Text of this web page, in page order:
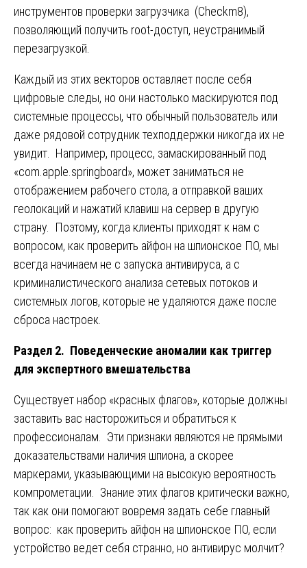
инструментов проверки загрузчика (Checkm8),
позволяющий получить root-доступ, неустранимый
перезагрузкой.
Каждый из этих векторов оставляет после себя
цифровые следы, но они настолько маскируются под
системные процессы, что обычный пользователь или
даже рядовой сотрудник техподдержки никогда их не
увидит. Например, процесс, замаскированный под
«com.apple.springboard», может заниматься не
отображением рабочего стола, а отправкой ваших
геолокаций и нажатий клавиш на сервер в другую
страну. Поэтому, когда клиенты приходят к нам с
вопросом, как проверить айфон на шпионское ПО, мы
всегда начинаем не с запуска антивируса, а с
криминалистического анализа сетевых потоков и
системных логов, которые не удаляются даже после
сброса настроек.
Раздел 2. Поведенческие аномалии как триггер
для экспертного вмешательства
Существует набор «красных флагов», которые должны
заставить вас насторожиться и обратиться к
профессионалам. Эти признаки являются не прямыми
доказательствами наличия шпиона, а скорее
маркерами, указывающими на высокую вероятность
компрометации. Знание этих флагов критически важно,
так как они помогают вовремя задать себе главный
вопрос: как проверить айфон на шпионское ПО, если
устройство ведет себя странно, но антивирус молчит?